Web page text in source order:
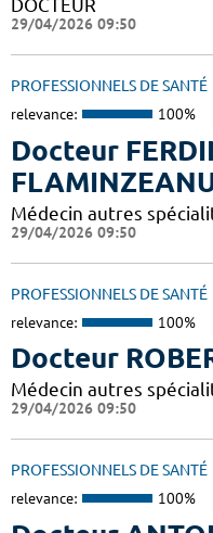
DOCTEUR
29/04/2026 09:50
PROFESSIONNELS DE SANTÉ
relevance: 100%
Docteur
Médecin autres
29/04/2026 09:50
PROFESSIONNELS DE SANTÉ
relevance: 100%
Docteur
Médecin autres
29/04/2026 09:50
PROFESSIONNELS DE SANTÉ
relevance: 100%